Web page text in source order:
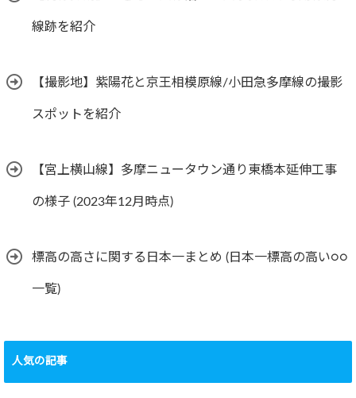
線跡を紹介
【撮影地】紫陽花と京王相模原線/小田急多摩線の撮影
スポットを紹介
【宮上横山線】多摩ニュータウン通り東橋本延伸工事
の様子 (2023年12月時点)
標高の高さに関する日本一まとめ (日本一標高の高い○○
一覧)
人気の記事